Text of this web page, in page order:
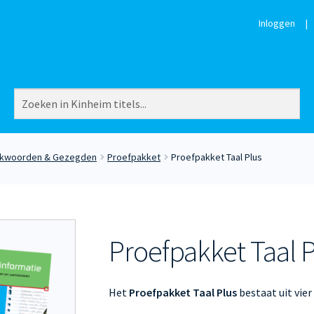
Inloggen |
& Gezegden Proefpakket Proefpakket Taal Plus
Proefpakket Taal
HetProefpakket Taal Plus bestaat uit vier